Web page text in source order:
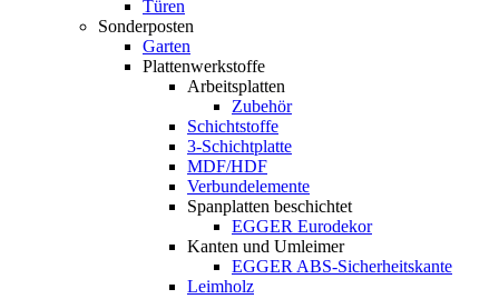
Türen
Sonderposten
Garten
Plattenwerkstoffe
Arbeitsplatten
Zubehör
Schichtstoffe
3-Schichtplatte
MDF/HDF
Verbundelemente
Spanplatten beschichtet
EGGER Eurodekor
Kanten und Umleimer
EGGER ABS-Sicherheitskante
Leimholz